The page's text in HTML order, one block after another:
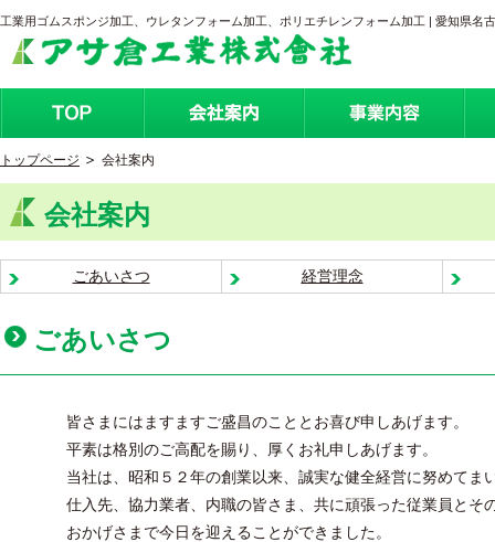
工業用ゴムスポンジ加工、ウレタンフォーム加工、ポリエチレンフォーム加工 | 愛知県名
トップページ 会社案内
会社案内
ごあいさつ 経営理念
ごあいさつ
皆さまにはますますご盛昌のこととお喜び申しあげます。
平素は格別のご高配を賜り、厚くお礼申しあげます。
当社は、昭和５２年の創業以来、誠実な健全経営に努めてま
仕入先、協力業者、内職の皆さま、共に頑張った従業員とそ
おかげさまで今日を迎えることができました。